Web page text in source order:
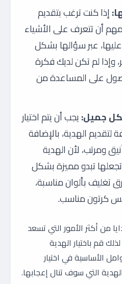
إذا كنت ترغب بتقديم
أن تتعرف على الأشياء
عبر سؤالها بشكل
لم تكن لديك فكرة
على المساعدة من
جميل:يجب أن يتم اختيار
الهدية، بالإضافة
ومرتب، لأن الهدية
تبدو مميزة بشكل
تغليف بألوان مناسبة،
كرتون مناسب.
من أكثر الأمور التي تسعد
قم باختيار الهدية
الأساسية في اختيار
التي سوف تنال إعجابها.